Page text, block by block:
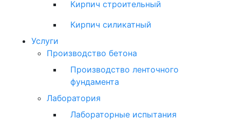
Кирпич строительный
Кирпич силикатный
Услуги
Производство бетона
Производство ленточного
фундамента
Лаборатория
Лабораторные испытания